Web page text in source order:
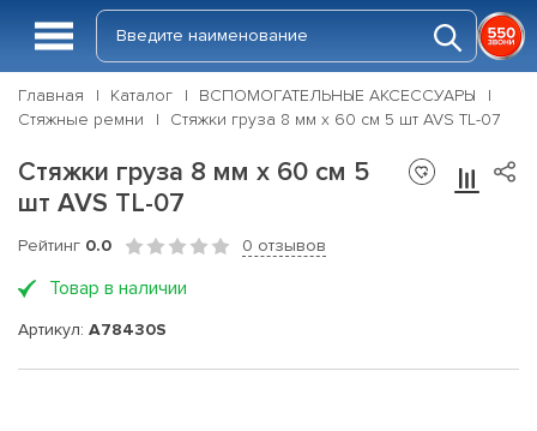
Главная Каталог
ВСПОМОГАТЕЛЬНЫЕ АКСЕССУАРЫ
Стяжные ремни
Стяжки груза 8 мм x 60 см 5 шт AVS TL-07
Стяжки груза 8 мм x 60 см 5
шт AVS TL-07
Рейтинг 0.0 0 отзывов
Товар в наличии
Артикул: A78430S